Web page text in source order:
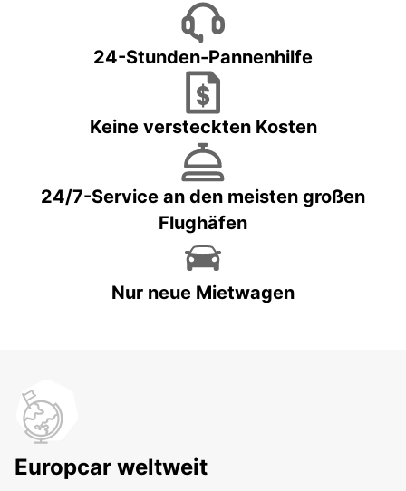
24-Stunden-Pannenhilfe
Keine versteckten Kosten
24/7-Service an den meisten großen
Flughäfen
Nur neue Mietwagen
Europcar weltweit